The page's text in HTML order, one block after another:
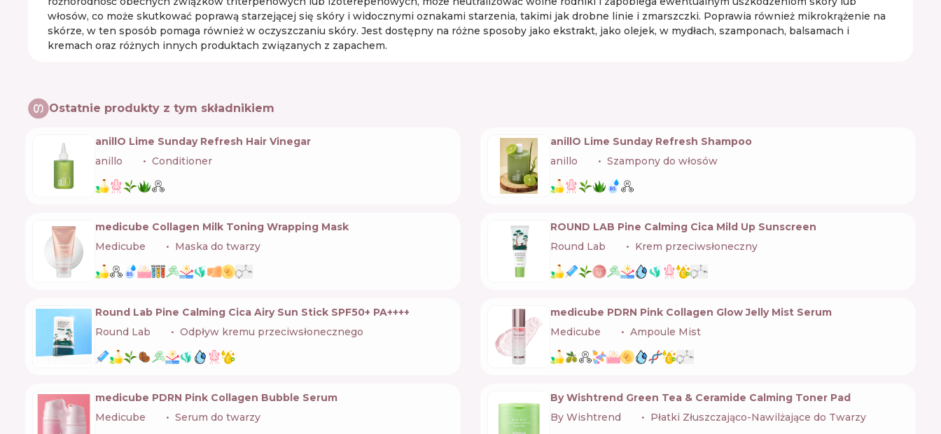
włosów, co może skutkować poprawą starzejącej się skóry i widocznymi oznakami starzenia, takimi jak drobne linie i zmarszczki. Poprawia również mikrokrążenie na
skórze, w ten sposób pomaga również w oczyszczaniu skóry. Jest dostępny na różne sposoby jako ekstrakt, jako olejek, w mydłach, szamponach, balsamach i
kremach oraz różnych innych produktach związanych z zapachem.
Ostatnie produkty z tym składnikiem
anillO Lime Sunday Refresh Hair Vinegar
anillo
Conditioner
anillO Lime Sunday Refresh Shampoo
anillo
Szampony do włosów
medicube Collagen Milk Toning Wrapping Mask
Medicube
Maska do twarzy
ROUND LAB Pine Calming Cica Mild Up Sunscreen
Round Lab
Krem przeciwsłoneczny
Round Lab Pine Calming Cica Airy Sun Stick SPF50+ PA++++
Round Lab
Odpływ kremu przeciwsłonecznego
medicube PDRN Pink Collagen Glow Jelly Mist Serum
Medicube
Ampoule Mist
medicube PDRN Pink Collagen Bubble Serum
Medicube
Serum do twarzy
By Wishtrend Green Tea & Ceramide Calming Toner Pad
By Wishtrend
Płatki Złuszczająco-Nawilżające do Twarzy